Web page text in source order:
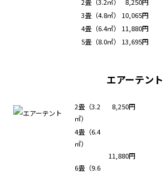
3畳（4.8㎡）
10,065円
4畳（6.4㎡）
11,880円
5畳（8.0㎡）
13,695円
エアーテント
2畳（3.2
㎡）
8,250円
4畳（6.4
㎡）
11,880円
6畳（9.6